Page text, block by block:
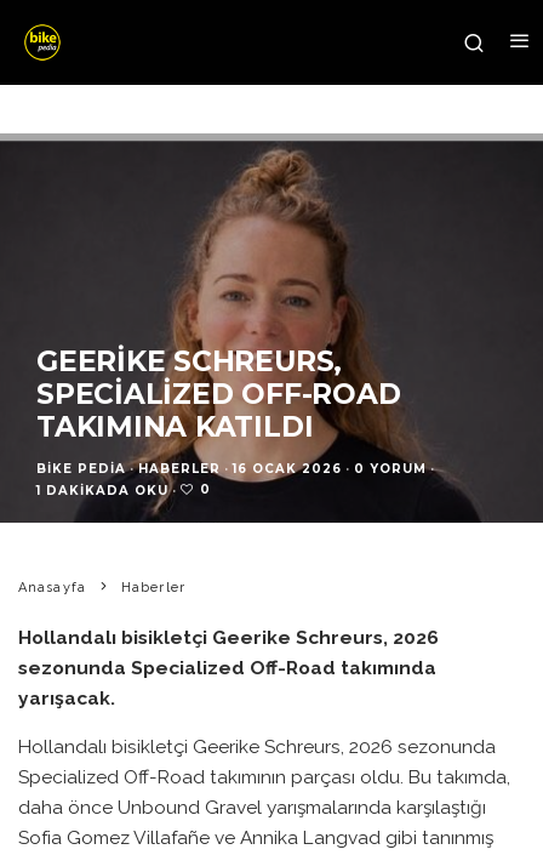
GEERIKE SCHREURS,
SPECIALIZED OFF-ROAD
TAKIMINA KATILDI
BIKE PEDIA · HABERLER · 16 OCAK 2026 · 0 YORUM ·
1 DAKIKADA OKU · 0
Anasayfa Haberler
Hollandalı bisikletçi Geerike Schreurs, 2026
sezonunda Specialized Off-Road takımında
yarışacak.
Hollandalı bisikletçi Geerike Schreurs, 2026 sezonunda
Specialized Off-Road takımının parçası oldu. Bu takımda,
daha önce Unbound Gravel yarışmalarında karşılaştığı
Sofia Gomez Villafañe ve Annika Langvad gibi tanınmış